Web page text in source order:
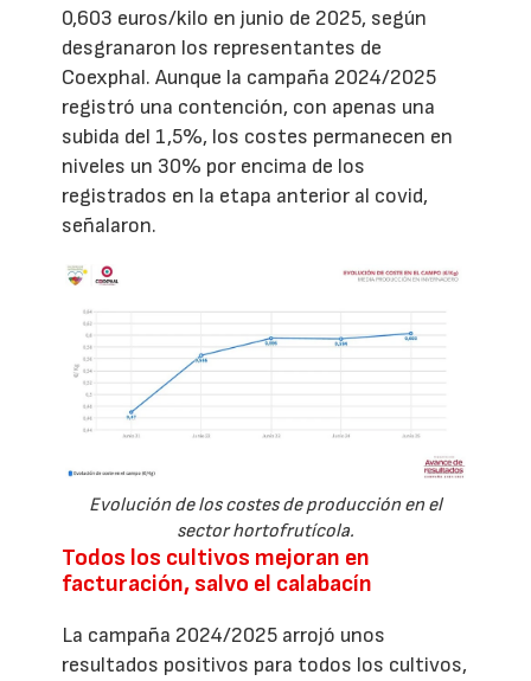
0,603 euros/kilo en junio de 2025, según
desgranaron los representantes de
Coexphal. Aunque la campaña 2024/2025
registró una contención, con apenas una
subida del 1,5%, los costes permanecen en
niveles un 30% por encima de los
registrados en la etapa anterior al covid,
señalaron.
Evolución de los costes de producción en el
sector hortofrutícola.
Todos los cultivos mejoran en
facturación, salvo el calabacín
La campaña 2024/2025 arrojó unos
resultados positivos para todos los cultivos,